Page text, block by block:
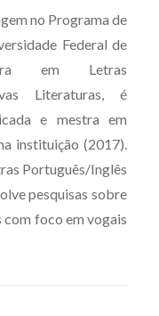
no Programa de
Federal de
em Letras
Literaturas, é
e mestra em
instituição (2017).
Português/Inglês
pesquisas sobre
com foco em vogais